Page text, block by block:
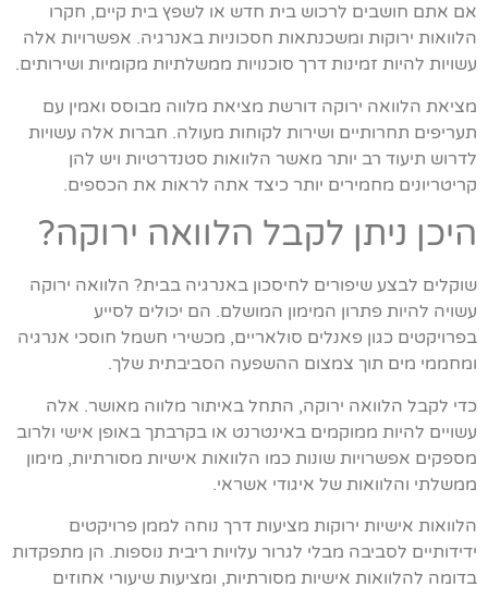
אם אתם חושבים לרכוש בית חדש או לשפץ בית קיים, חקרו
הלוואות ירוקות ומשכנתאות חסכוניות באנרגיה. אפשרויות אלה
עשויות להיות זמינות דרך סוכנויות ממשלתיות מקומיות ושירותים.
מציאת הלוואה ירוקה דורשת מציאת מלווה מבוסס ואמין עם
תעריפים תחרותיים ושירות לקוחות מעולה. חברות אלה עשויות
לדרוש תיעוד רב יותר מאשר הלוואות סטנדרטיות ויש להן
קריטריונים מחמירים יותר כיצד אתה לראות את הכספים.
היכן ניתן לקבל הלוואה ירוקה?
שוקלים לבצע שיפורים לחיסכון באנרגיה בבית? הלוואה ירוקה
עשויה להיות פתרון המימון המושלם. הם יכולים לסייע
בפרויקטים כגון פאנלים סולאריים, מכשירי חשמל חוסכי אנרגיה
ומחממי מים תוך צמצום ההשפעה הסביבתית שלך.
כדי לקבל הלוואה ירוקה, התחל באיתור מלווה מאושר. אלה
עשויים להיות ממוקמים באינטרנט או בקרבתך באופן אישי ולרוב
מספקים אפשרויות שונות כמו הלוואות אישיות מסורתיות, מימון
ממשלתי והלוואות של איגודי אשראי.
הלוואות אישיות ירוקות מציעות דרך נוחה לממן פרויקטים
ידידותיים לסביבה מבלי לגרור עלויות ריבית נוספות. הן מתפקדות
בדומה להלוואות אישיות מסורתיות, ומציעות שיעורי אחוזים